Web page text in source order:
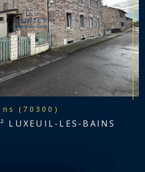
(70300)
LUXEUIL-LES-BAINS